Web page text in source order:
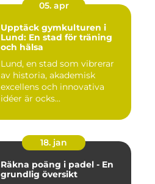
05. apr
Upptäck gymkulturen i
Lund: En stad för träning
och hälsa
Lund, en stad som vibrerar
av historia, akademisk
excellens och innovativa
idéer är ocks...
18. jan
Räkna poäng i padel - En
grundlig översikt